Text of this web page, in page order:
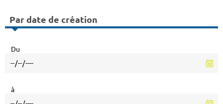
Par date de création
Du
à